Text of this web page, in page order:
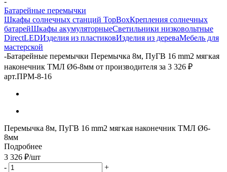
Батарейные перемычки
Шкафы солнечных станций TopBoxКрепления солнечных
батарейШкафы акумуляторныеСветильники низковольтные
DirectLEDИзделия из пластиковИзделия из дереваМебель для
мастерской
-Батарейные перемычки Перемычка 8м, ПуГВ 16 mm2 мягкая
наконечник ТМЛ Ø6-8мм от производителя за 3 326 ₽
арт.ПРМ-8-16
Перемычка 8м, ПуГВ 16 mm2 мягкая наконечник ТМЛ Ø6-
8мм
Подробнее
3 326 ₽/шт
-
+